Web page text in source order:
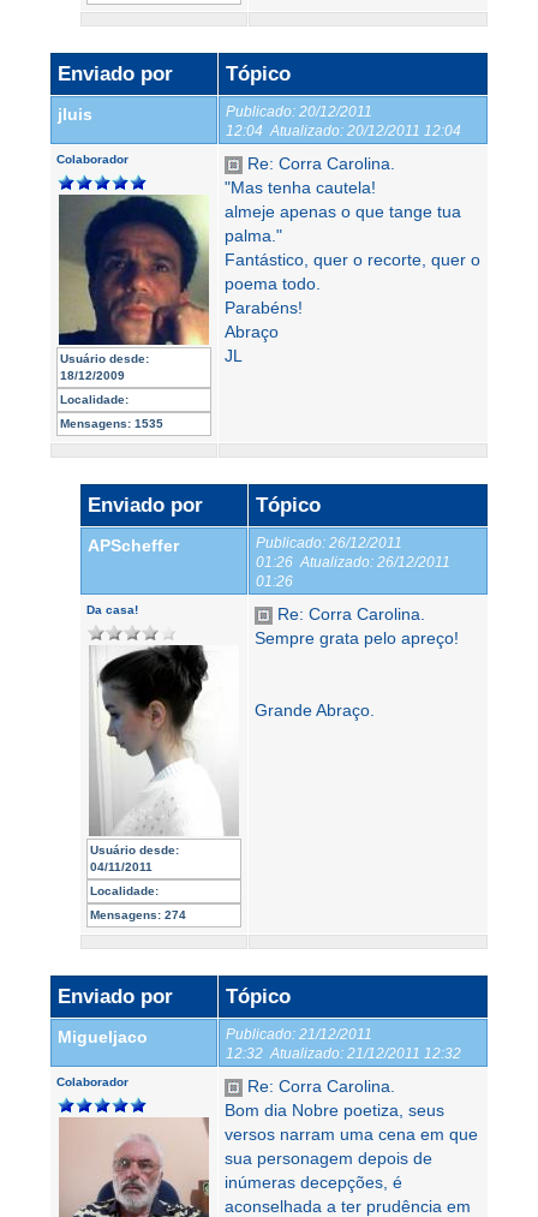
Enviado por Tópico
jluis Publicado: 20/12/2011
12:04 Atualizado: 20/12/2011 12:04
Colaborador
Usuário desde:
18/12/2009
Localidade:
Mensagens: 1535
Re: Corra Carolina.
"Mas tenha cautela!
almeje apenas o que tange tua
palma."
Fantástico, quer o recorte, quer o
poema todo.
Parabéns!
Abraço
JL
Enviado por Tópico
APScheffer Publicado: 26/12/2011
01:26 Atualizado: 26/12/2011
01:26
Da casa!
Usuário desde:
04/11/2011
Localidade:
Mensagens: 274
Re: Corra Carolina.
Sempre grata pelo apreço!
Grande Abraço.
Enviado por Tópico
Migueljaco Publicado: 21/12/2011
12:32 Atualizado: 21/12/2011 12:32
Colaborador
Re: Corra Carolina.
Bom dia Nobre poetiza, seus
versos narram uma cena em que
sua personagem depois de
inúmeras decepções, é
aconselhada a ter prudência em